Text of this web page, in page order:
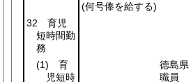
(何号俸を給する)
32 育児
短時間勤
務
(1) 育
児短時
徳島県
職員